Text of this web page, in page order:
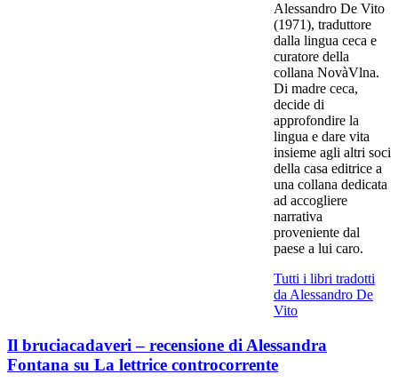
Alessandro De Vito
(1971), traduttore
dalla lingua ceca e
curatore della
collana NovàVlna.
Di madre ceca,
decide di
approfondire la
lingua e dare vita
insieme agli altri soci
della casa editrice a
una collana dedicata
ad accogliere
narrativa
proveniente dal
paese a lui caro.
Tutti i libri tradotti
da Alessandro De
Vito
Il bruciacadaveri – recensione di Alessandra
Fontana su La lettrice controcorrente